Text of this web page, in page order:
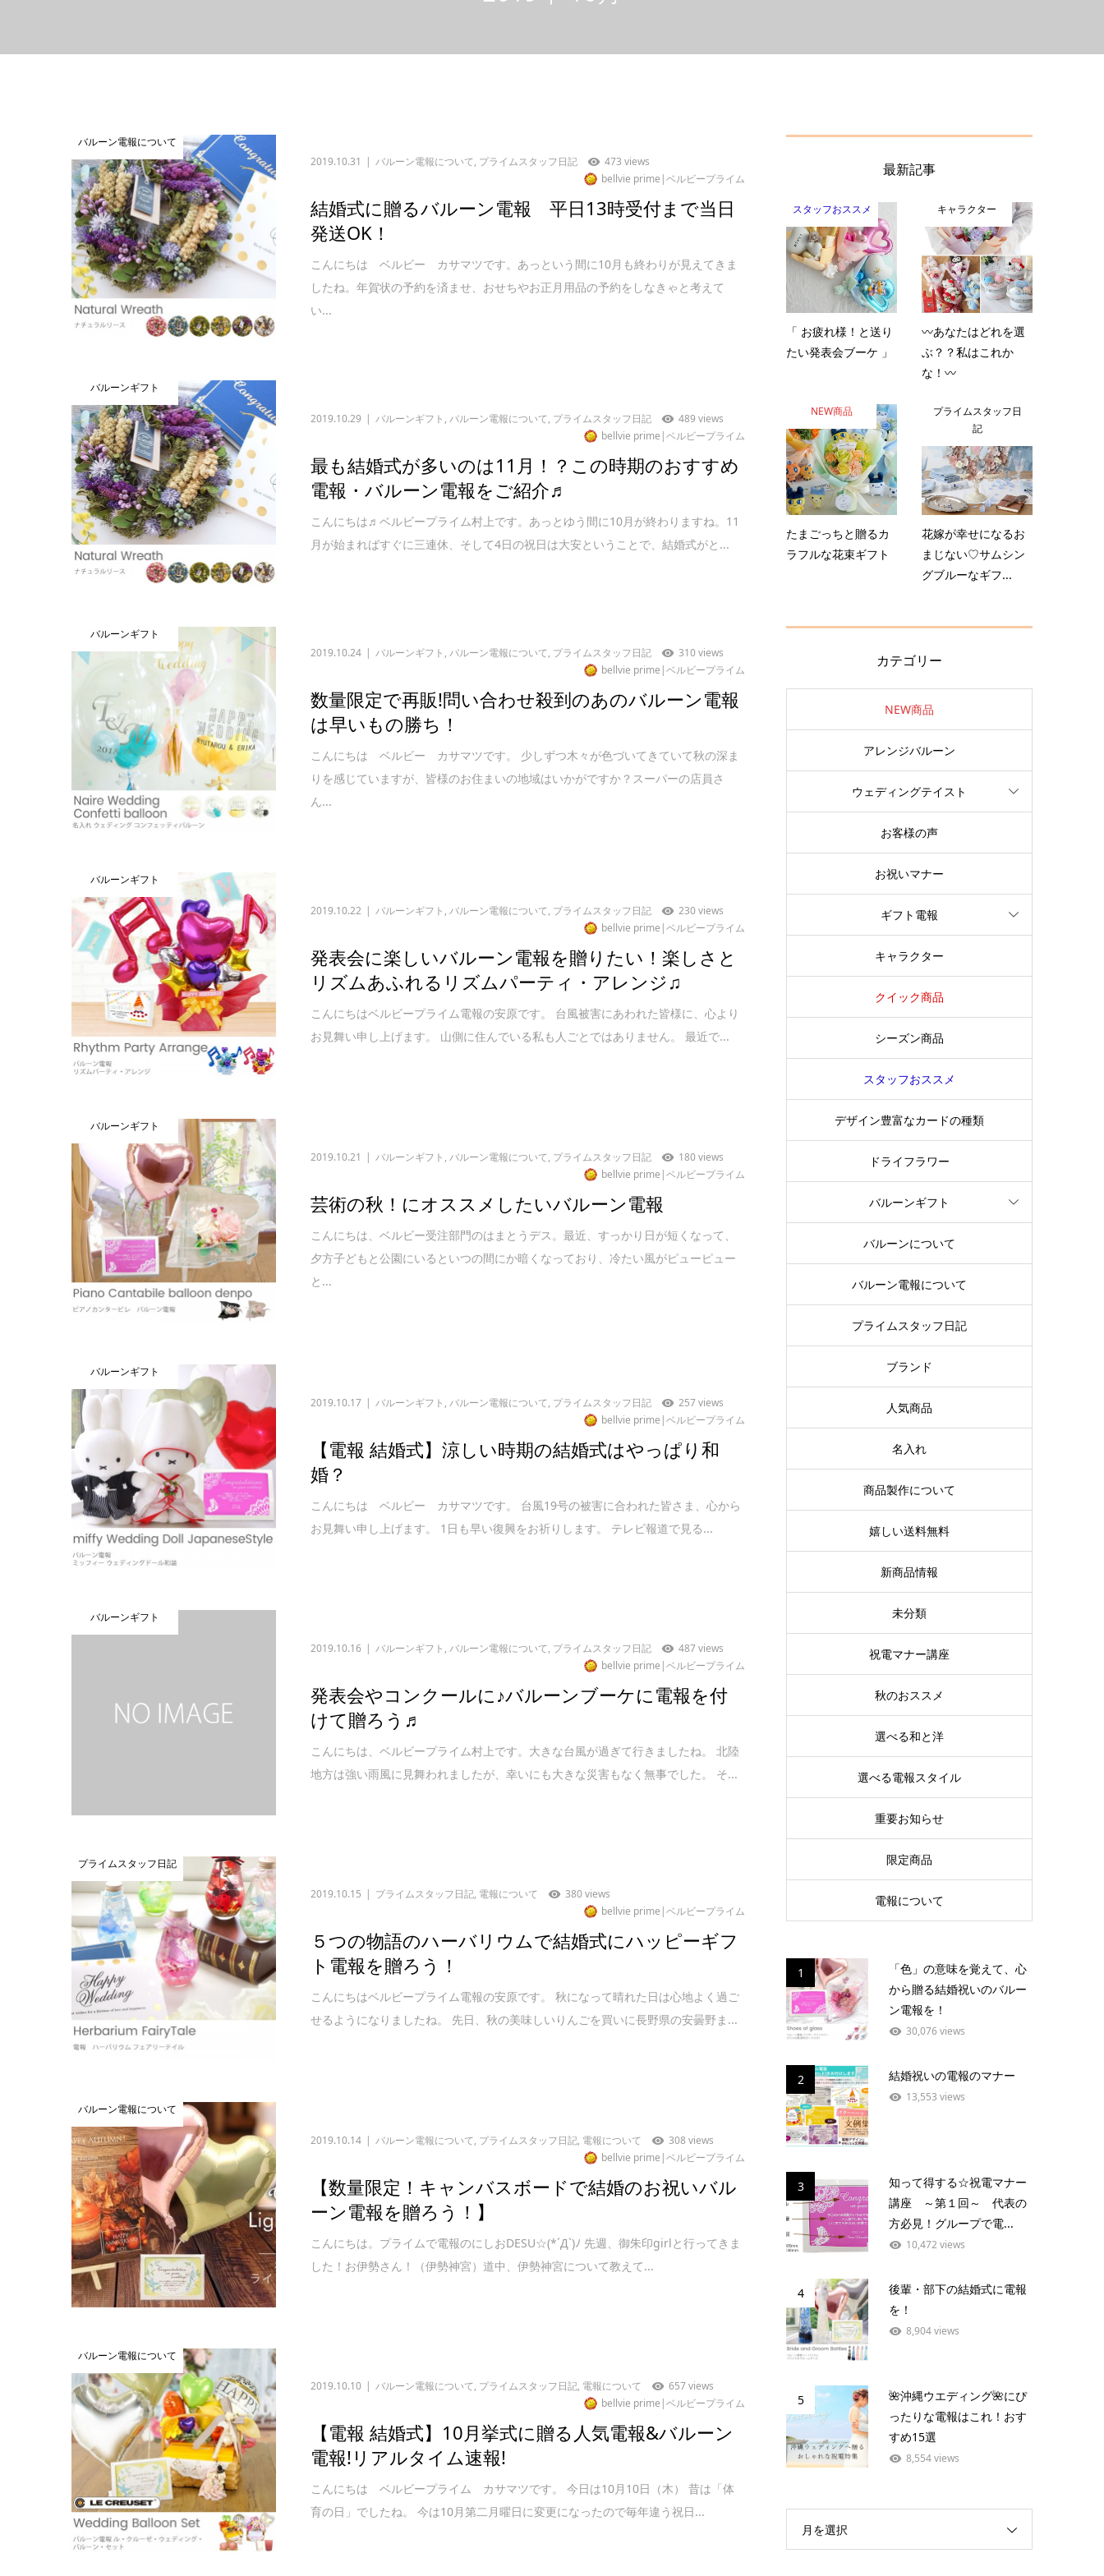
バルーン電報について
2019.10.31
バルーン電報について, プライムスタッフ日記
473 views
bellvie prime|ベルビープライム
結婚式に贈るバルーン電報 平日13時受付まで当日
発送OK！
こんにちは ベルビー カサマツです。あっという間に10月も終わりが見えてきま
したね。年賀状の予約を済ませ、おせちやお正月用品の予約をしなきゃと考えて
い...
バルーンギフト
2019.10.29 バルーンギフト ,バルーン電報について, プライムスタッフ日記
489 views
bellvie prime|ベルビープライム
最も結婚式が多いのは11月！？この時期のおすすめ
電報・バルーン電報をご紹介♬
こんにちは♬ベルビープライム村上です。あっとゆう間に10月が終わりますね。11
月が始まればすぐに三連休、そして4日の祝日は大安ということで、結婚式がと...
バルーンギフト
2019.10.24
バルーンギフト ,バルーン電報について, プライムスタッフ日記
310 views
bellvie prime|ベルビープライム
数量限定で再販!問い合わせ殺到のあのバルーン電報
は早いもの勝ち！
こんにちは ベルビー カサマツです。 少しずつ木々が色づいてきていて秋の深ま
りを感じていますが、皆様のお住まいの地域はいかがですか？スーパーの店員さ
ん...
バルーンギフト
2019.10.22 バルーンギフト ,バルーン電報について, プライムスタッフ日記
230 views
bellvie prime|ベルビープライム
発表会に楽しいバルーン電報を贈りたい！楽しさと
リズムあふれるリズムパーティ・アレンジ♫
こんにちはベルビープライム電報の安原です。 台風被害にあわれた皆様に、心より
お見舞い申し上げます。 山側に住んでいる私も人ごとではありません。 最近で...
バルーンギフト
2019.10.21 バルーンギフト ,バルーン電報について, プライムスタッフ日記
180 views
bellvie prime|ベルビープライム
芸術の秋！にオススメしたいバルーン電報
こんにちは、ベルビー受注部門のはまとうデス。最近、すっかり日が短くなって、
夕方子どもと公園にいるといつの間にか暗くなっており、冷たい風がピューピュー
と...
バルーンギフト
2019.10.17 バルーンギフト ,バルーン電報について, プライムスタッフ日記
257 views
bellvie prime|ベルビープライム
【電報 結婚式】涼しい時期の結婚式はやっぱり和
婚？
こんにちは ベルビー カサマツです。 台風19号の被害に合われた皆さま、心から
お見舞い申し上げます。 1日も早い復興をお祈りします。 テレビ報道で見る...
バルーンギフト
2019.10.16 バルーンギフト ,バルーン電報について, プライムスタッフ日記
487 views
bellvie prime|ベルビープライム
発表会やコンクールに♪バルーンブーケに電報を付
けて贈ろう♬
こんにちは、ベルビープライム村上です。大きな台風が過ぎて行きましたね。 北陸
地方は強い雨風に見舞われましたが、幸いにも大きな災害もなく無事でした。 そ...
プライムスタッフ日記
2019.10.15 プライムスタッフ日記, 電報について
380 views
bellvie prime|ベルビープライム
５つの物語のハーバリウムで結婚式にハッピーギフ
ト電報を贈ろう！
こんにちはベルビープライム電報の安原です。 秋になって晴れた日は心地よく過ご
せるようになりましたね。 先日、秋の美味しいりんごを買いに長野県の安曇野ま...
バルーン電報について
2019.10.14 バルーン電報について, プライムスタッフ日記, 電報について
308 views
bellvie prime|ベルビープライム
【数量限定！キャンバスボードで結婚のお祝いバル
ーン電報を贈ろう！】
こんにちは。プライムで電報のにしおDESU☆(*´Д`)ﾉ 先週、御朱印girlと行ってきま
した！お伊勢さん！（伊勢神宮）道中、伊勢神宮について教えて...
バルーン電報について
2019.10.10 バルーン電報について, プライムスタッフ日記, 電報について
657 views
bellvie prime|ベルビープライム
【電報 結婚式】10月挙式に贈る人気電報&バルーン
電報!リアルタイム速報!
こんにちは ベルビープライム カサマツです。 今日は10月10日（木） 昔は「体
育の日」でしたね。 今は10月第二月曜日に変更になったので毎年違う祝日...
最新記事
スタッフおススメ
「 お疲れ様！と送り
たい発表会ブーケ 」
キャラクター
〰️あなたはどれを選
ぶ？？私はこれか
な！〰️
NEW商品
たまごっちと贈るカ
ラフルな花束ギフト
プライムスタッフ日
記
花嫁が幸せになるお
まじない♡サムシン
グブルーなギフ...
カテゴリー
NEW商品
アレンジバルーン
ウェディングテイスト
お客様の声
お祝いマナー
ギフト電報
キャラクター
クイック商品
シーズン商品
スタッフおススメ
デザイン豊富なカードの種類
ドライフラワー
バルーンギフト
バルーンについて
バルーン電報について
プライムスタッフ日記
ブランド
人気商品
名入れ
商品製作について
嬉しい送料無料
新商品情報
未分類
祝電マナー講座
秋のおススメ
選べる和と洋
選べる電報スタイル
重要お知らせ
限定商品
電報について
1
「色」の意味を覚えて、心
から贈る結婚祝いのバルー
ン電報を！
30,076 views
2 結婚祝いの電報のマナー
13,553 views
3
知って得する☆祝電マナー
講座 ～第１回～ 代表の
方必見！グループで電...
10,472 views
4
後輩・部下の結婚式に電報
を！
8,904 views
5
🌺沖縄ウエディング🌺にぴ
ったりな電報はこれ！おす
すめ15選
8,554 views
月を選択